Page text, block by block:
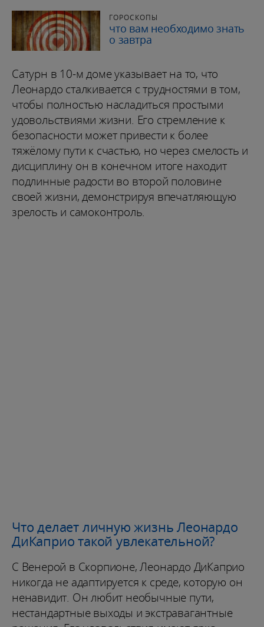
ГОРОСКОПЫ
что вам необходимо знать
о завтра
Сатурн в 10-м доме указывает на то, что
Леонардо сталкивается с трудностями в том,
чтобы полностью насладиться простыми
удовольствиями жизни. Его стремление к
безопасности может привести к более
тяжёлому пути к счастью, но через смелость и
дисциплину он в конечном итоге находит
подлинные радости во второй половине
своей жизни, демонстрируя впечатляющую
зрелость и самоконтроль.
Что делает личную жизнь Леонардо
ДиКаприо такой увлекательной?
С Венерой в Скорпионе, Леонардо ДиКаприо
никогда не адаптируется к среде, которую он
ненавидит. Он любит необычные пути,
нестандартные выходы и экстравагантные